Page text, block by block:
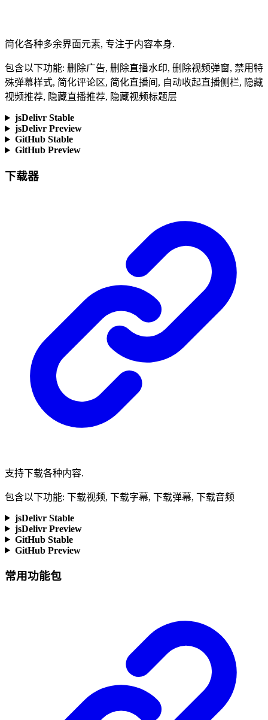
简化各种多余界面元素, 专注于内容本身.
包含以下功能: 删除广告, 删除直播水印, 删除视频弹窗, 禁用特
殊弹幕样式, 简化评论区, 简化直播间, 自动收起直播侧栏, 隐藏
视频推荐, 隐藏直播推荐, 隐藏视频标题层
jsDelivr Stable
jsDelivr Preview
GitHub Stable
GitHub Preview
下载器
支持下载各种内容.
包含以下功能: 下载视频, 下载字幕, 下载弹幕, 下载音频
jsDelivr Stable
jsDelivr Preview
GitHub Stable
GitHub Preview
常用功能包